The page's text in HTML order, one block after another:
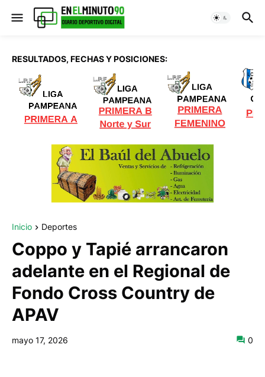
RESULTADOS, FECHAS Y POSICIONES:
Inicio Deportes
Coppo y Tapié arrancaron
adelante en el Regional de
Fondo Cross Country de
APAV
mayo 17, 2026 0